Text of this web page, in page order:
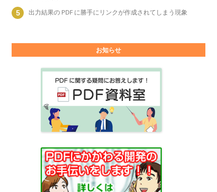
出力結果の PDF に勝手にリンクが作成されてしまう現象
お知らせ